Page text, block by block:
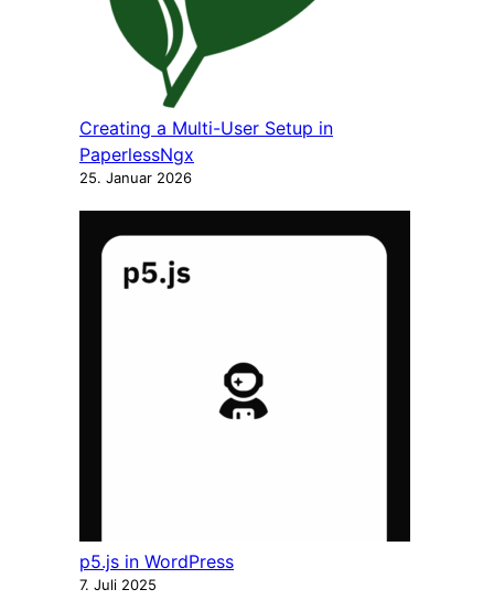
Creating a Multi-User Setup in
PaperlessNgx
25. Januar 2026
p5.js in WordPress
7. Juli 2025